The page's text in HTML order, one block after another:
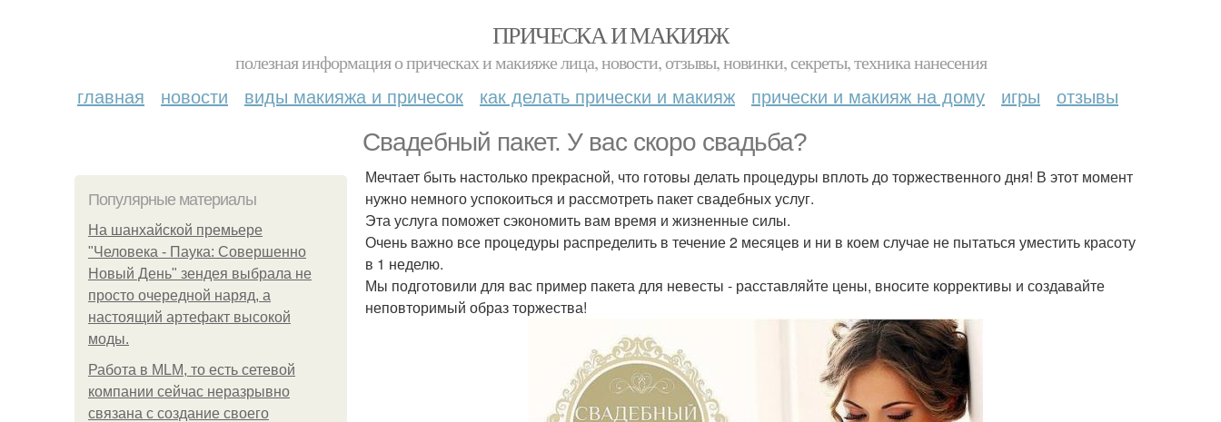
ПРИЧЕСКА И МАКИЯЖ
полезная информация о прическах и макияже лица, новости, отзывы, новинки, секреты, техника нанесения
главная новости виды макияжа и причесок как делать прически и макияж прически и макияж на дому игры отзывы
Свадебный пакет. У вас скоро свадьба?
Популярные материалы
На шанхайской премьере
"Человека - Паука: Совершенно
Новый День" зендея выбрала не
просто очередной наряд, а
настоящий артефакт высокой
моды.
Работа в MLM, то есть сетевой
компании сейчас неразрывно
связана с создание своего
Мечтает быть настолько прекрасной, что готовы делать процедуры вплоть до торжественного дня! В этот момент
нужно немного успокоиться и рассмотреть пакет свадебных услуг.
Эта услуга поможет сэкономить вам время и жизненные силы.
Очень важно все процедуры распределить в течение 2 месяцев и ни в коем случае не пытаться уместить красоту
в 1 неделю.
Мы подготовили для вас пример пакета для невесты - расставляйте цены, вносите коррективы и создавайте
неповторимый образ торжества!